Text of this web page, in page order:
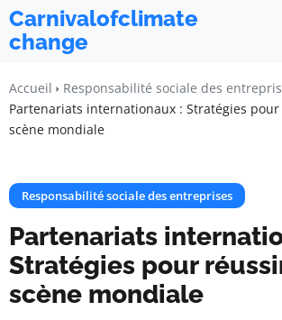
Carnivalofclimate
change
Accueil
Responsabilité sociale des
Partenariats internationaux : Stratégies
scène mondiale
Responsabilité sociale des entreprises
Partenariats
Stratégies pour
scène mondiale